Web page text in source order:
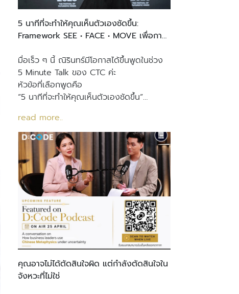
5 นาทีที่จะทำให้คุณเห็นตัวเองชัดขึ้น:
Framework SEE • FACE • MOVE เพื่อการ
มื่อเร็ว ๆ นี้ ณิรินทร์มีโอกาสได้ขึ้นพูดในช่วง
5 Minute Talk ของ CTC ค่ะ
หัวข้อที่เลือกพูดคือ
“5 นาทีที่จะทำให้คุณเห็นตัวเองชัดขึ้น”…
read more..
คุณอาจไม่ได้ตัดสินใจผิด แต่กำลังตัดสินใจใน
จังหวะที่ไม่ใช่